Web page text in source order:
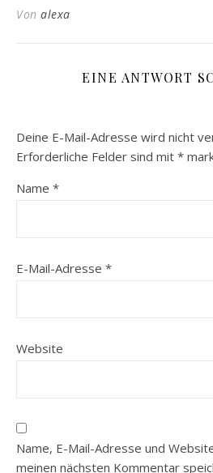
Von alexa
EINE ANTWORT
Deine E-Mail-Adresse wird nicht
Erforderliche Felder sind mit *
Name *
E-Mail-Adresse *
Website
Name, E-Mail-Adresse und
meinen nächsten Kommentar